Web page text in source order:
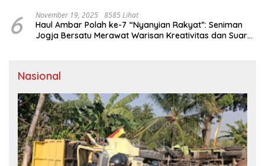
6 November 19, 2025 8585 Lihat
Haul Ambar Polah ke-7 “Nyanyian Rakyat”: Seniman
Jogja Bersatu Merawat Warisan Kreativitas dan Suara
Nasional